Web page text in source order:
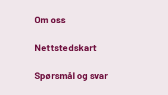
Om oss
Nettstedskart
Spørsmål og svar